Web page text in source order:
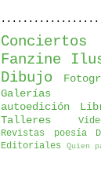
Conciertos
Fanzine
Dibujo
Galerías
autoedición
Talleres
Revistas
poesía
Editoriales
Quien